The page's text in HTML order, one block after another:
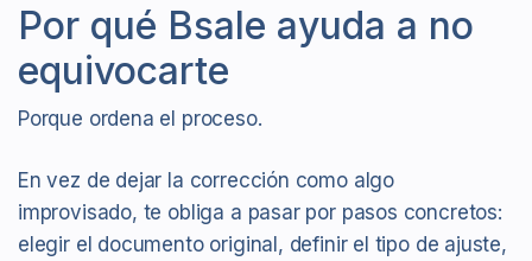
Por qué Bsale ayuda a no
equivocarte
Porque ordena el proceso.
En vez de dejar la corrección como algo
improvisado, te obliga a pasar por pasos concretos:
elegir el documento original, definir el tipo de ajuste,